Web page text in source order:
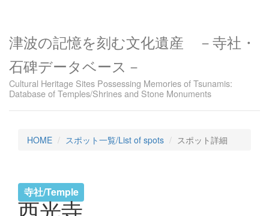
津波の記憶を刻む文化遺産 －寺社・
石碑データベース－
Cultural Heritage Sites Possessing Memories of Tsunamis:
Database of Temples/Shrines and Stone Monuments
HOME スポット一覧/List of spots スポット詳細
寺社/Temple
西光寺